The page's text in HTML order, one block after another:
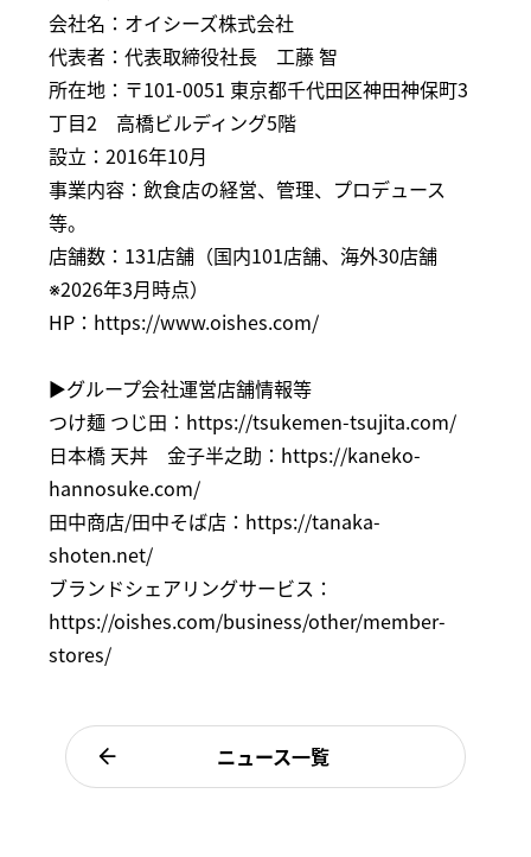
会社名：オイシーズ株式会社
代表者：代表取締役社長 工藤 智
所在地：〒101-0051 東京都千代田区神田神保町3
丁目2 高橋ビルディング5階
設立：2016年10月
事業内容：飲食店の経営、管理、プロデュース
等。
店舗数：131店舗（国内101店舗、海外30店舗
※2026年3月時点）
HP： https://www.oishes.com/
▶︎グループ会社運営店舗情報等
つけ麺 つじ田： https://tsukemen-tsujita.com/
日本橋 天丼 金子半之助： https://kaneko-
hannosuke.com/
田中商店/田中そば店： https://tanaka-
shoten.net/
ブランドシェアリングサービス：
https://oishes.com/business/other/member-
stores/
ニュース一覧